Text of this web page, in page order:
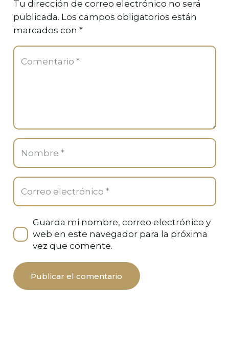
Tu dirección de correo electrónico no será
publicada. Los campos obligatorios están
marcados con *
Guarda mi nombre, correo electrónico y
web en este navegador para la próxima
vez que comente.
Publicar el comentario